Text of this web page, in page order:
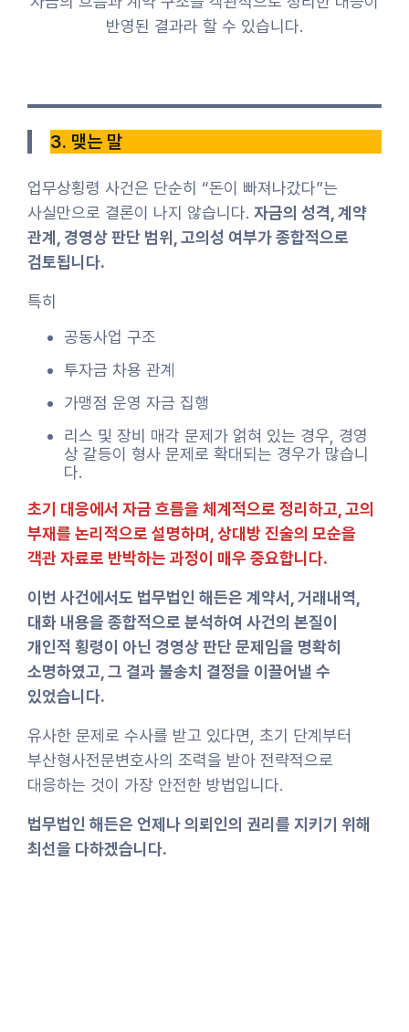
반영된 결과라 할 수 있습니다.
3. 맺는 말
업무상횡령 사건은 단순히 “돈이 빠져나갔다”는
사실만으로 결론이 나지 않습니다. 자금의 성격, 계약
관계, 경영상 판단 범위, 고의성 여부가 종합적으로
검토됩니다.
특히
공동사업 구조
투자금 차용 관계
가맹점 운영 자금 집행
리스 및 장비 매각 문제가 얽혀 있는 경우, 경영
상 갈등이 형사 문제로 확대되는 경우가 많습니
다.
초기 대응에서 자금 흐름을 체계적으로 정리하고, 고의
부재를 논리적으로 설명하며, 상대방 진술의 모순을
객관 자료로 반박하는 과정이 매우 중요합니다.
이번 사건에서도 법무법인 해든은 계약서, 거래내역,
대화 내용을 종합적으로 분석하여 사건의 본질이
개인적 횡령이 아닌 경영상 판단 문제임을 명확히
소명하였고, 그 결과 불송치 결정을 이끌어낼 수
있었습니다.
유사한 문제로 수사를 받고 있다면, 초기 단계부터
부산형사전문변호사의 조력을 받아 전략적으로
대응하는 것이 가장 안전한 방법입니다.
법무법인 해든은 언제나 의뢰인의 권리를 지키기 위해
최선을 다하겠습니다.